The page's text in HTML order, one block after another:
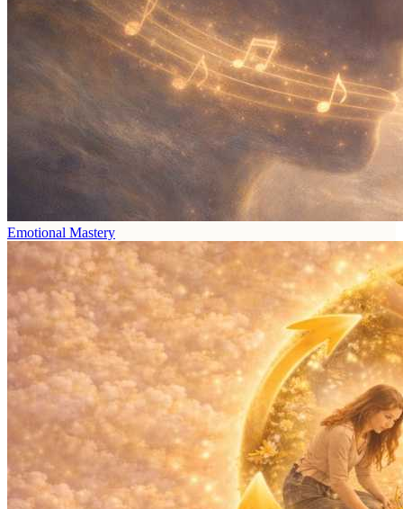
Emotional Mastery